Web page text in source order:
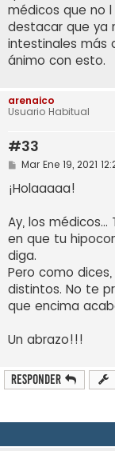
médicos que no
destacar que ya
intestinales más
ánimo con esto.
arenaico
Usuario Habitual
#33
M
n
s
j
e
Mar Ene 19, 2021
¡Holaaaaa!
Ay, los
en que tu
diga.
Pero como
distintos. No te
que encima
Un abrazo!!!
Responder